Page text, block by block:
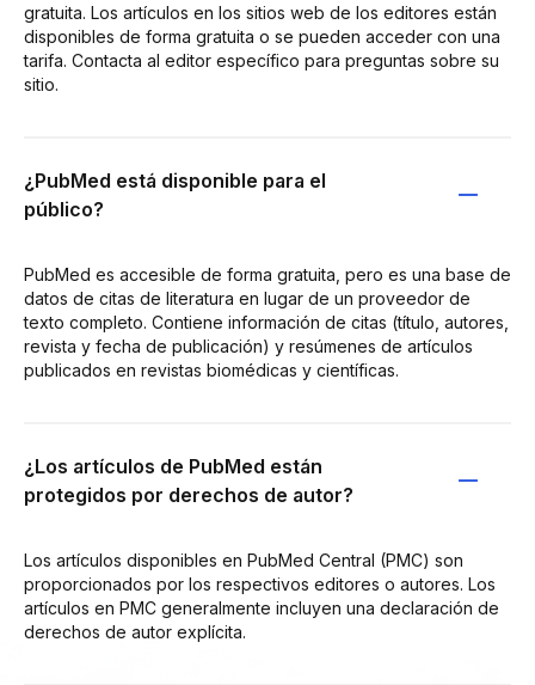
gratuita. Los artículos en los sitios web de los editores están
disponibles de forma gratuita o se pueden acceder con una
tarifa. Contacta al editor específico para preguntas sobre su
sitio.
¿PubMed está disponible para el
público?
PubMed es accesible de forma gratuita, pero es una base de
datos de citas de literatura en lugar de un proveedor de
texto completo. Contiene información de citas (título, autores,
revista y fecha de publicación) y resúmenes de artículos
publicados en revistas biomédicas y científicas.
¿Los artículos de PubMed están
protegidos por derechos de autor?
Los artículos disponibles en PubMed Central (PMC) son
proporcionados por los respectivos editores o autores. Los
artículos en PMC generalmente incluyen una declaración de
derechos de autor explícita.